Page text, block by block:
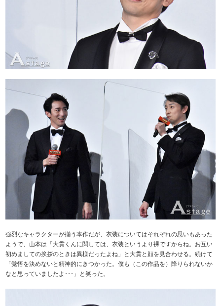
強烈なキャラクターが揃う本作だが、衣装についてはそれぞれの思いもあった
ようで、山本は「大貫くんに関しては、衣装というより裸ですからね。お互い
初めましての挨拶のときは異様だったよね」と大貫と顔を見合わせる。続けて
「覚悟を決めないと精神的にきつかった。僕も（この作品を）降りられないか
なと思っていましたよ･･･」と笑った。